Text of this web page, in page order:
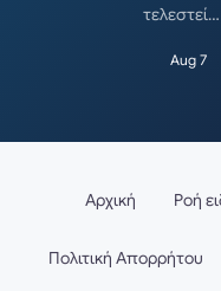
τελεστεί…
Aug 7
Αρχική Ροή
Πολιτική Απορρήτου